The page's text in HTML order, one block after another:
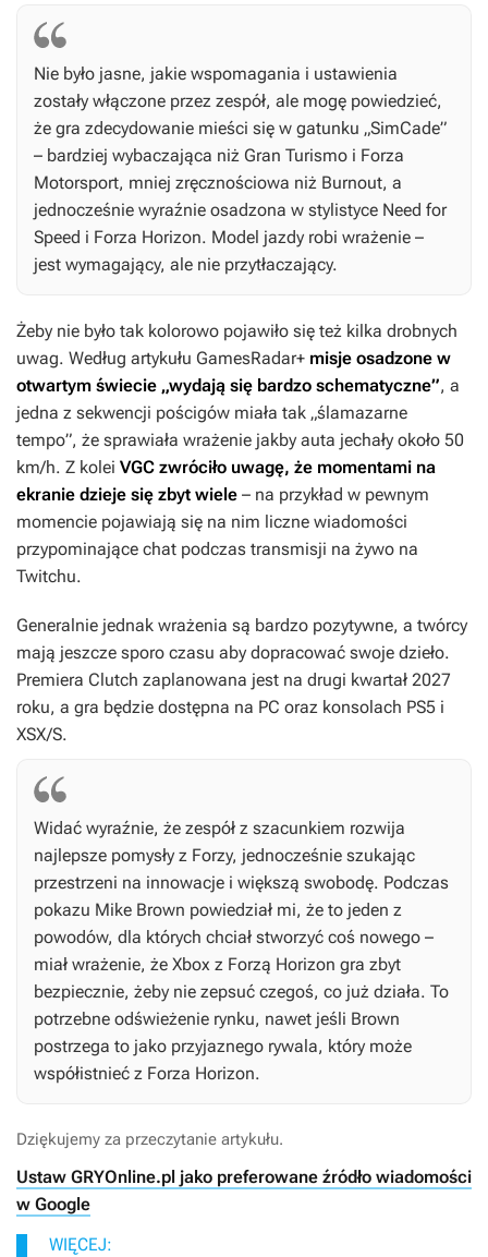
Nie było jasne, jakie wspomagania i ustawienia
zostały włączone przez zespół, ale mogę powiedzieć,
że gra zdecydowanie mieści się w gatunku „SimCade”
– bardziej wybaczająca niż Gran Turismo i Forza
Motorsport, mniej zręcznościowa niż Burnout, a
jednocześnie wyraźnie osadzona w stylistyce Need for
Speed i Forza Horizon. Model jazdy robi wrażenie –
jest wymagający, ale nie przytłaczający.
Żeby nie było tak kolorowo pojawiło się też kilka drobnych
uwag. Według artykułu GamesRadar+ misje osadzone w
otwartym świecie „wydają się bardzo schematyczne”, a
jedna z sekwencji pościgów miała tak „ślamazarne
tempo”, że sprawiała wrażenie jakby auta jechały około 50
km/h. Z kolei VGC zwróciło uwagę, że momentami na
ekranie dzieje się zbyt wiele – na przykład w pewnym
momencie pojawiają się na nim liczne wiadomości
przypominające chat podczas transmisji na żywo na
Twitchu.
Generalnie jednak wrażenia są bardzo pozytywne, a twórcy
mają jeszcze sporo czasu aby dopracować swoje dzieło.
Premiera Clutch zaplanowana jest na drugi kwartał 2027
roku, a gra będzie dostępna na PC oraz konsolach PS5 i
XSX/S.
Widać wyraźnie, że zespół z szacunkiem rozwija
najlepsze pomysły z Forzy, jednocześnie szukając
przestrzeni na innowacje i większą swobodę. Podczas
pokazu Mike Brown powiedział mi, że to jeden z
powodów, dla których chciał stworzyć coś nowego –
miał wrażenie, że Xbox z Forzą Horizon gra zbyt
bezpiecznie, żeby nie zepsuć czegoś, co już działa. To
potrzebne odświeżenie rynku, nawet jeśli Brown
postrzega to jako przyjaznego rywala, który może
współistnieć z Forza Horizon.
Dziękujemy za przeczytanie artykułu.
Ustaw GRYOnline.pl jako preferowane źródło wiadomości
w Google
WIĘCEJ: